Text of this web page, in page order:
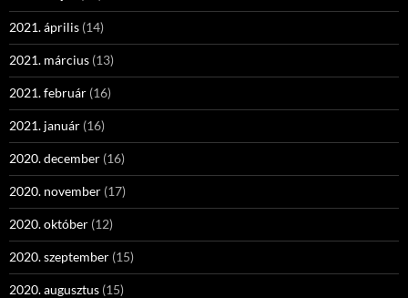
2021. április (14)
2021. március (13)
2021. február (16)
2021. január (16)
2020. december (16)
2020. november (17)
2020. október (12)
2020. szeptember (15)
2020. augusztus (15)